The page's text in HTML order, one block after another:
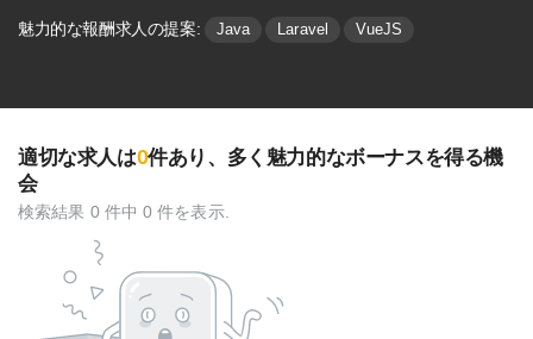
魅力的な報酬求人の提案: Java Laravel VueJS
適切な求人は0件あり、多く魅⼒的なボーナスを得る機
会
検索結果 0 件中 0 件を表示.